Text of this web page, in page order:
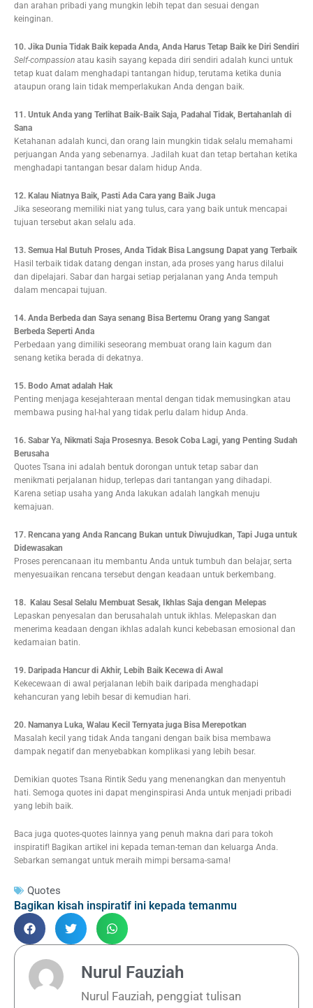
dan arahan pribadi yang mungkin lebih tepat dan sesuai dengan
keinginan.
10. Jika Dunia Tidak Baik kepada Anda, Anda Harus Tetap Baik ke Diri Sendiri
Self-compassion atau kasih sayang kepada diri sendiri adalah kunci untuk
tetap kuat dalam menghadapi tantangan hidup, terutama ketika dunia
ataupun orang lain tidak memperlakukan Anda dengan baik.
11. Untuk Anda yang Terlihat Baik-Baik Saja, Padahal Tidak, Bertahanlah di
Sana
Ketahanan adalah kunci, dan orang lain mungkin tidak selalu memahami
perjuangan Anda yang sebenarnya. Jadilah kuat dan tetap bertahan ketika
menghadapi tantangan besar dalam hidup Anda.
12. Kalau Niatnya Baik, Pasti Ada Cara yang Baik Juga
Jika seseorang memiliki niat yang tulus, cara yang baik untuk mencapai
tujuan tersebut akan selalu ada.
13. Semua Hal Butuh Proses, Anda Tidak Bisa Langsung Dapat yang Terbaik
Hasil terbaik tidak datang dengan instan, ada proses yang harus dilalui
dan dipelajari. Sabar dan hargai setiap perjalanan yang Anda tempuh
dalam mencapai tujuan.
14. Anda Berbeda dan Saya senang Bisa Bertemu Orang yang Sangat
Berbeda Seperti Anda
Perbedaan yang dimiliki seseorang membuat orang lain kagum dan
senang ketika berada di dekatnya.
15. Bodo Amat adalah Hak
Penting menjaga kesejahteraan mental dengan tidak memusingkan atau
membawa pusing hal-hal yang tidak perlu dalam hidup Anda.
16. Sabar Ya, Nikmati Saja Prosesnya. Besok Coba Lagi, yang Penting Sudah
Berusaha
Quotes Tsana ini adalah bentuk dorongan untuk tetap sabar dan
menikmati perjalanan hidup, terlepas dari tantangan yang dihadapi.
Karena setiap usaha yang Anda lakukan adalah langkah menuju
kemajuan.
17. Rencana yang Anda Rancang Bukan untuk Diwujudkan, Tapi Juga untuk
Didewasakan
Proses perencanaan itu membantu Anda untuk tumbuh dan belajar, serta
menyesuaikan rencana tersebut dengan keadaan untuk berkembang.
18. Kalau Sesal Selalu Membuat Sesak, Ikhlas Saja dengan Melepas
Lepaskan penyesalan dan berusahalah untuk ikhlas. Melepaskan dan
menerima keadaan dengan ikhlas adalah kunci kebebasan emosional dan
kedamaian batin.
19. Daripada Hancur di Akhir, Lebih Baik Kecewa di Awal
Kekecewaan di awal perjalanan lebih baik daripada menghadapi
kehancuran yang lebih besar di kemudian hari.
20. Namanya Luka, Walau Kecil Ternyata juga Bisa Merepotkan
Masalah kecil yang tidak Anda tangani dengan baik bisa membawa
dampak negatif dan menyebabkan komplikasi yang lebih besar.
Demikian quotes Tsana Rintik Sedu yang menenangkan dan menyentuh
hati. Semoga quotes ini dapat menginspirasi Anda untuk menjadi pribadi
yang lebih baik.
Baca juga quotes-quotes lainnya yang penuh makna dari para tokoh
inspiratif! Bagikan artikel ini kepada teman-teman dan keluarga Anda.
Sebarkan semangat untuk meraih mimpi bersama-sama!
Quotes
Bagikan kisah inspiratif ini kepada temanmu
Nurul Fauziah
Nurul Fauziah, penggiat tulisan